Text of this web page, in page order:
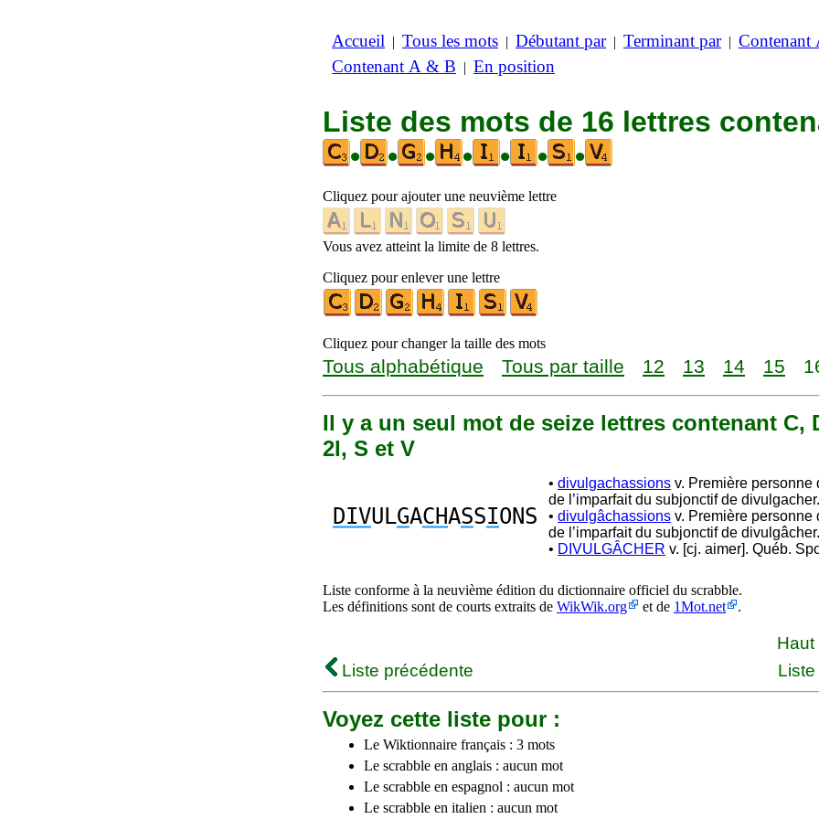
Accueil | Tous les mots | Débutant par| Terminant par| Contenant
Contenant A & B | En position
Liste des mots de 16 lettres
•
• • • • • •
Cliquez pour ajouter une neuvième lettre
Vous avez atteint la limite de 8 lettres.
Cliquez pour enlever une lettre
Cliquez pour changer la taille des mots
Tous alphabétique Tous par taille 12 13 14 15
Il y a un seul mot de seize lettres contenant C,
2I, S et V
DIVULGACHASSIONS
• divulgachassions v. Première personne
de l’imparfait du subjonctif de divulgacher.
• divulgâchassions v. Première personne
de l’imparfait du subjonctif de divulgâcher.
• DIVULGÂCHER v. [cj. aimer]. Québ.
Liste conforme à la neuvième édition du dictionnaire officiel du scrabble.
Les définitions sont de courts extraits de WikWik.org et de 1Mot.net .
Haut
Liste précédente
Voyez cette liste pour :
Le Wiktionnaire français : 3 mots
Le scrabble en anglais : aucun mot
Le scrabble en espagnol : aucun mot
Le scrabble en italien : aucun mot